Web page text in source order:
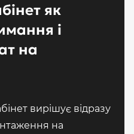
як
і
на
вирішує відразу
на